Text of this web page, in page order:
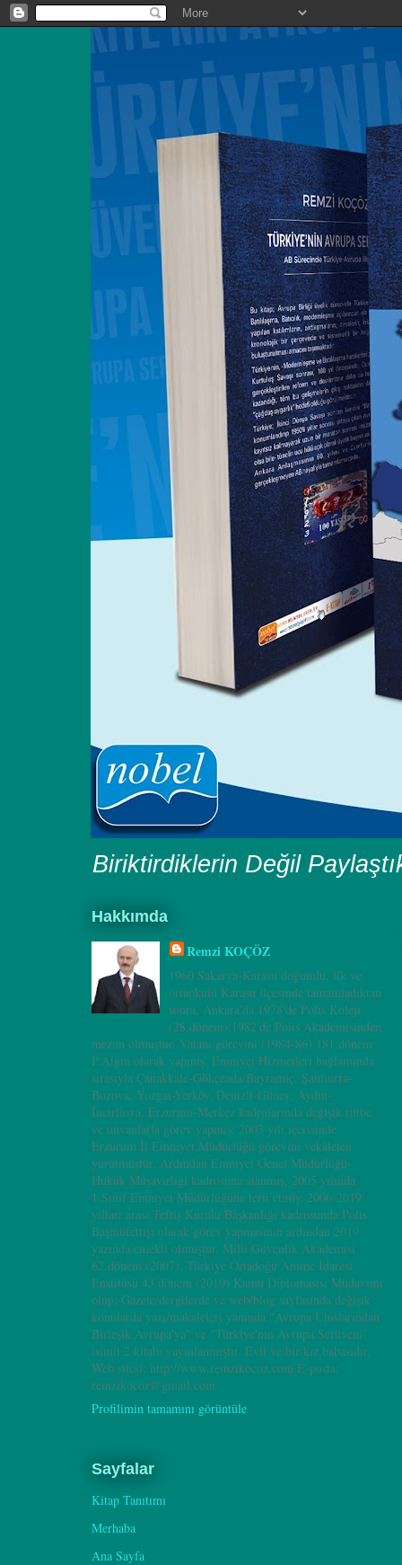
Biriktirdiklerin Değil
Hakkımda
Remzi KOÇÖZ
1960 Sakarya-Karasu doğumlu, ilk ve
ortaokulu Karasu ilçesinde tamamladıktan
sonra, Ankara’da 1978'de Polis Koleji
(28.dönem),1982'de Polis Akademisinden
mezun olmuştur. Vatani görevini (1984-86) 181.dönem
P.Atgm olarak yapmış. Emniyet Hizmetleri bağlamında
sırasıyla Çanakkale-Gökçeada/Bayramiç, Şanlıurfa-
Bozova, Yozgat-Yerköy, Denizli-Güney, Aydın-
İncirliova, Erzurum-Merkez kadrolarında değişik rütbe
ve unvanlarla görev yapmış; 2003 yılı içerisinde
Erzurum İl Emniyet Müdürlüğü görevini vekâleten
yürütmüştür. Ardından Emniyet Genel Müdürlüğü-
Hukuk Müşavirliği kadrosuna atanmış, 2005 yılında
1.Sınıf Emniyet Müdürlüğüne terfi etmiş; 2006-2019
yılları arası Teftiş Kurulu Başkanlığı kadrosunda Polis
Başmüfettişi olarak görev yapmasının ardından 2019
yazında emekli olmuştur. Milli Güvenlik Akademisi
62.dönem (2007), Türkiye Ortadoğu Amme İdaresi
Enstitüsü 43.dönem (2010) Kamu Diplomasisi Müdavimi
olup; Gazete/dergilerde ve web/blog sayfasında değişik
konularda yazı/makaleleri yanında "Avrupa Uluslarından
Birleşik Avrupa'ya" ve "Türkiye'nin Avrupa Serüveni"
isimli 2 kitabı yayınlanmıştır. Evli ve bir kız babasıdır.
Web sitesi: http://www.remzikocoz.com E-posta:
remzikocoz@gmail.com
Profilimin tamamını görüntüle
Sayfalar
Kitap Tanıtımı
Merhaba
Ana Sayfa